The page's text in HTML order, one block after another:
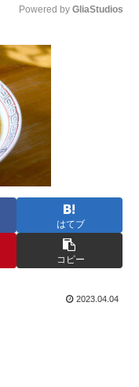
Powered by GliaStudios
はてブ
コピー
2023.04.04